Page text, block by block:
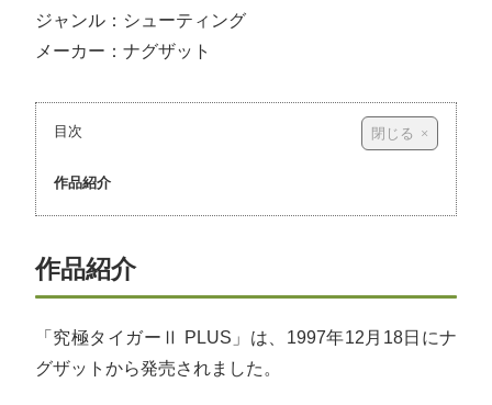
ジャンル：シューティング
メーカー：ナグザット
目次
作品紹介
作品紹介
「究極タイガーⅡ PLUS」は、1997年12月18日にナ
グザットから発売されました。